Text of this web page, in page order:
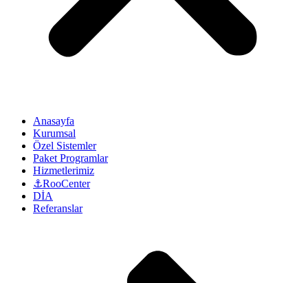
Anasayfa
Kurumsal
Özel Sistemler
Paket Programlar
Hizmetlerimiz
⚓RooCenter
DİA
Referanslar